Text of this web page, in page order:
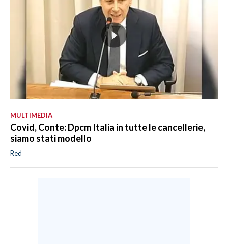
MULTIMEDIA
Covid, Conte: Dpcm Italia in tutte le cancellerie,
siamo stati modello
Red